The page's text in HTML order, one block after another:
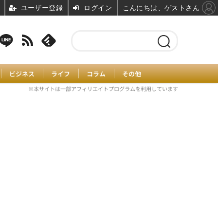
ビジネス ライフ コラム その他
※本サイトは一部アフィリエイトプログラムを利用しています
ユーザー登録 ログイン こんにちは、ゲストさん